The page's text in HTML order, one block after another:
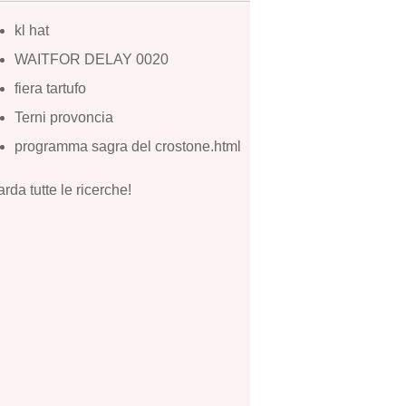
kl hat
WAITFOR DELAY 0020
fiera tartufo
Terni provoncia
programma sagra del crostone.html
tutte le ricerche!